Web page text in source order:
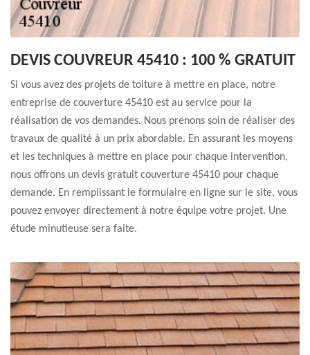
DEVIS COUVREUR 45410 : 100 % GRATUIT
Si vous avez des projets de toiture à mettre en place, notre
entreprise de couverture 45410 est au service pour la
réalisation de vos demandes. Nous prenons soin de réaliser des
travaux de qualité à un prix abordable. En assurant les moyens
et les techniques à mettre en place pour chaque intervention,
nous offrons un devis gratuit couverture 45410 pour chaque
demande. En remplissant le formulaire en ligne sur le site, vous
pouvez envoyer directement à notre équipe votre projet. Une
étude minutieuse sera faite.